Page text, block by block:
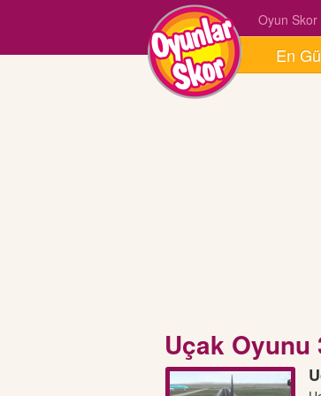
En
Oyun
Uçak Oyunu